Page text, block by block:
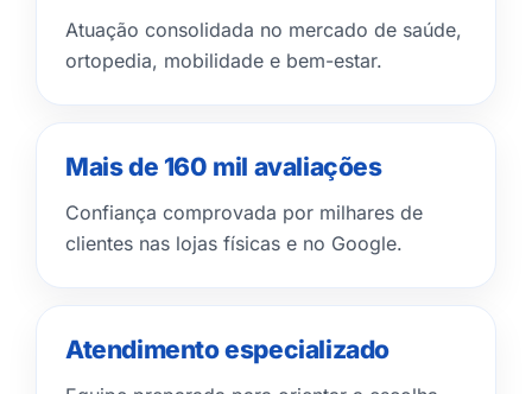
Atuação consolidada no mercado de saúde,
ortopedia, mobilidade e bem-estar.
Mais de 160 mil avaliações
Confiança comprovada por milhares de
clientes nas lojas físicas e no Google.
Atendimento especializado